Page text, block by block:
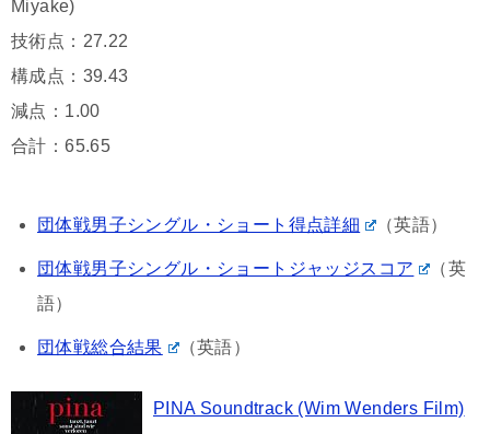
Miyake)
技術点：27.22
構成点：39.43
減点：1.00
合計：65.65
団体戦男子シングル・ショート得点詳細 （英語）
団体戦男子シングル・ショートジャッジスコア
（英
語）
団体戦総合結果 （英語）
PINA Soundtrack (Wim Wenders Film)